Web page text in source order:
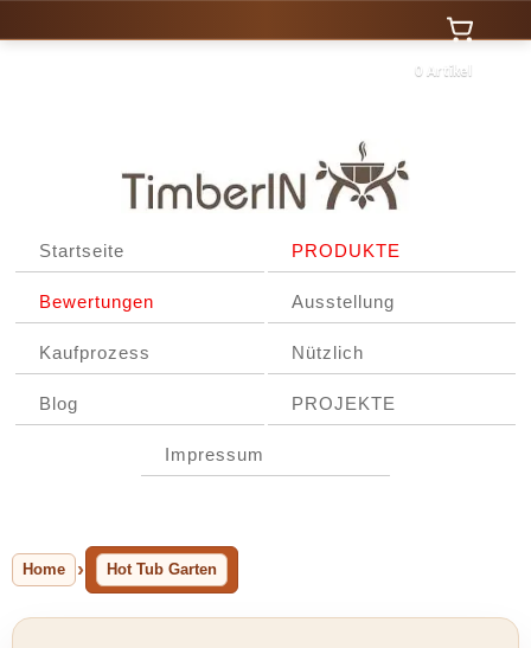
0 Artikel
Startseite PRODUKTE
Bewertungen Ausstellung
Kaufprozess Nützlich
Blog PROJEKTE
Impressum
Home Hot Tub Garten